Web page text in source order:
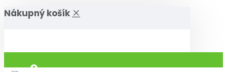
Nákupný košík